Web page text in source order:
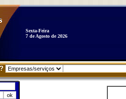
Sexta-Feira
7 de Agosto de 2026